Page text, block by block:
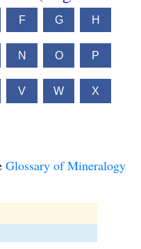
F G H
N O P
V W X
Glossary of Mineralogy